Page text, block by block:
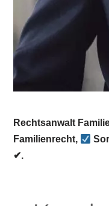
Rechtsanwalt
Familienrecht,
✔.